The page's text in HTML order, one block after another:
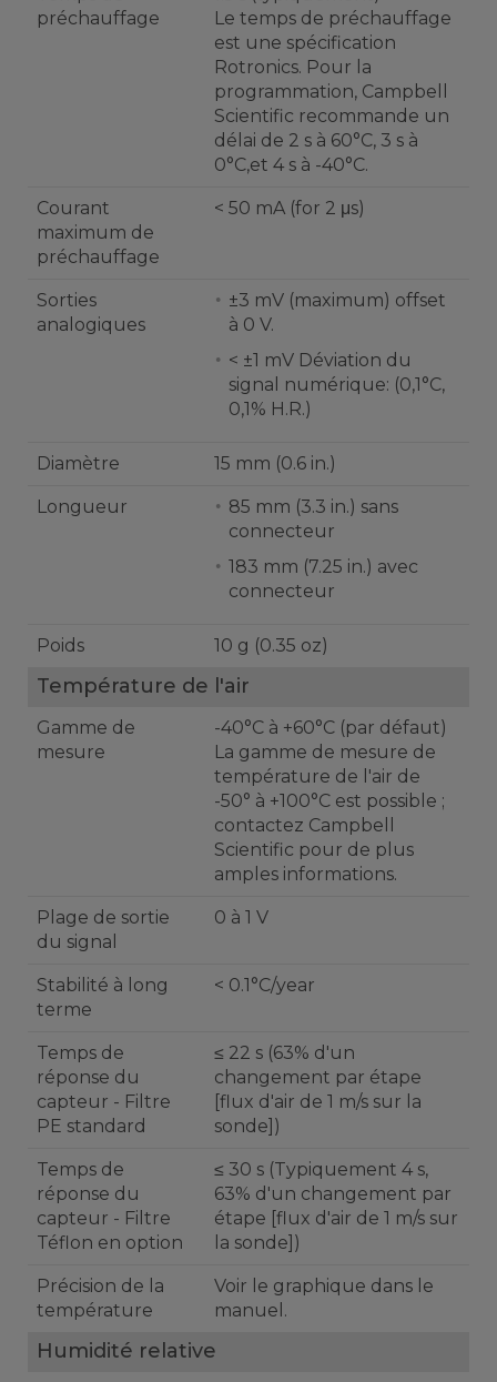
préchauffage
Le temps de préchauffage
est une spécification
Rotronics. Pour la
programmation, Campbell
Scientific recommande un
délai de 2 s à 60°C, 3 s à
0°C,et 4 s à -40°C.
Courant
maximum de
préchauffage
< 50 mA (for 2 μs)
Sorties
analogiques
±3 mV (maximum) offset
à 0 V.
< ±1 mV Déviation du
signal numérique: (0,1°C,
0,1% H.R.)
Diamètre 15 mm (0.6 in.)
Longueur
85 mm (3.3 in.) sans
connecteur
183 mm (7.25 in.) avec
connecteur
Poids 10 g (0.35 oz)
Température de l'air
Gamme de
mesure
-40°C à +60°C (par défaut)
La gamme de mesure de
température de l'air de
-50° à +100°C est possible ;
contactez Campbell
Scientific pour de plus
amples informations.
Plage de sortie
du signal
0 à 1 V
Stabilité à long
terme
< 0.1°C/year
Temps de
réponse du
capteur - Filtre
PE standard
≤ 22 s (63% d'un
changement par étape
[flux d'air de 1 m/s sur la
sonde])
Temps de
réponse du
capteur - Filtre
Téflon en option
≤ 30 s (Typiquement 4 s,
63% d'un changement par
étape [flux d'air de 1 m/s sur
la sonde])
Précision de la
température
Voir le graphique dans le
manuel.
Humidité relative